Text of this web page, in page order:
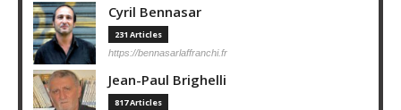
Cyril Bennasar
231 Articles
https://bennasarlaffranchi.fr
Jean-Paul Brighelli
817 Articles